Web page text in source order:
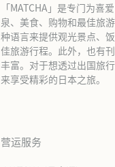
「MATCHA」是专门为喜
泉、美食、购物和最佳旅
种语言来提供观光景点、
佳旅游行程。此外，也有
丰富。对于想透过出国旅
来享受精彩的日本之旅。
营运服务